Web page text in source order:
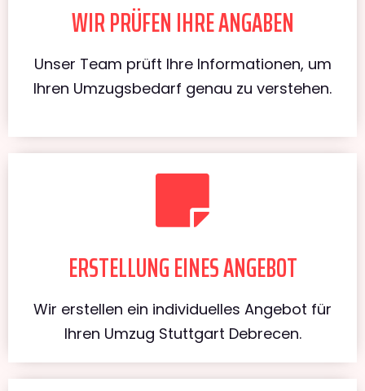
WIR PRÜFEN IHRE ANGABEN
Unser Team prüft Ihre Informationen, um
Ihren Umzugsbedarf genau zu verstehen.
ERSTELLUNG EINES ANGEBOT
Wir erstellen ein individuelles Angebot für
Ihren Umzug Stuttgart Debrecen.